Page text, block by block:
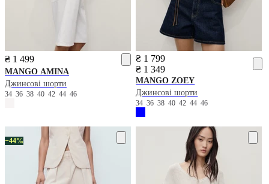
₴ 1 499
MANGO AMINA
Джинсові шорти
34 36 38 40 42 44 46
₴ 1 799
₴ 1 349
MANGO ZOEY
Джинсові шорти
34363840424446
−44%